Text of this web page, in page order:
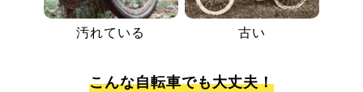
汚れている 古い
こんな自転車でも大丈夫！